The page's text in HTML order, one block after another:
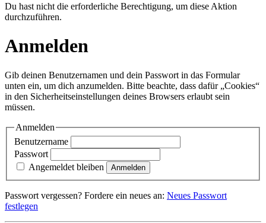
Du hast nicht die erforderliche Berechtigung, um diese Aktion
durchzuführen.
Anmelden
Gib deinen Benutzernamen und dein Passwort in das Formular
unten ein, um dich anzumelden. Bitte beachte, dass dafür „Cookies“
in den Sicherheitseinstellungen deines Browsers erlaubt sein
müssen.
Anmelden
Benutzername
Passwort
Angemeldet bleiben
Anmelden
Passwort vergessen? Fordere ein neues an: Neues Passwort
festlegen